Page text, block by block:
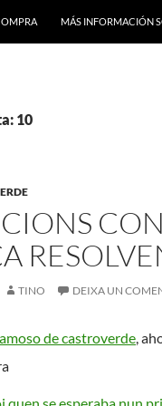
MÁS INFORMACIÓN
10
CON
TINO DEIXA UN
de castroverde,